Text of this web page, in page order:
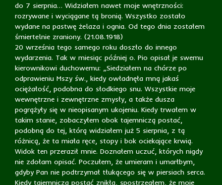
do 7 sierpnia… Widziałem nawet moje wnętrzności:
rozrywane i wyciągane tą bronią. Wszystko zostało
wydane na pastwę żelaza i ognia. Od tego dnia zostałem
śmiertelnie zraniony. (21.08.1918)
20 września tego samego roku doszło do innego
wydarzenia. Tak w miesiąc później o. Pio opisał je swemu
kierownikowi duchowemu: „Siedziałem na chórze po
odprawieniu Mszy św., kiedy owładnęła mną jakaś
ociężałość, podobna do słodkiego snu. Wszystkie moje
wewnętrzne i zewnętrzne zmysły, a także dusza
pogrążyły się w nieopisanym ukojeniu. Kiedy trwałem w
takim stanie, zobaczyłem obok tajemniczą postać,
podobną do tej, którą widziałem już 5 sierpnia, z tą
różnicą, że ta miała ręce, stopy i bok ociekające krwią.
Widok ten przeraził mnie. Doznałem uczuć, których nigdy
nie zdołam opisać. Poczułem, że umieram i umarłbym,
gdyby Pan nie podtrzymał tłukącego się w piersiach serca.
Kiedy tajemnicza postać znikła, spostrzegłem, że moje